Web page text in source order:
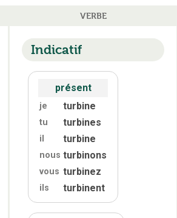
VERBE
Indicatif
présent
je turbine
tu turbines
il turbine
nous turbinons
vous turbinez
ils turbinent